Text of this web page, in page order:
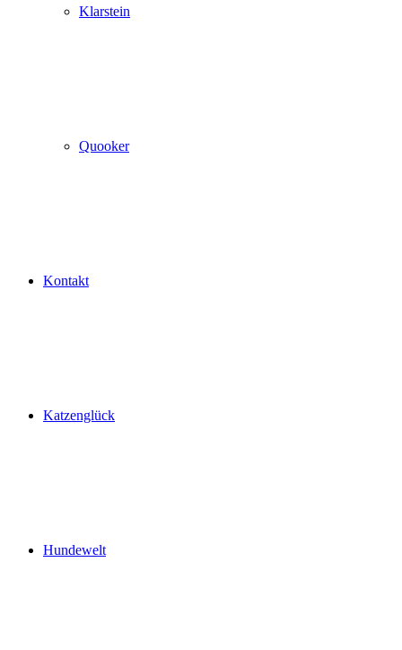
Klarstein
Quooker
Kontakt
Katzenglück
Hundewelt